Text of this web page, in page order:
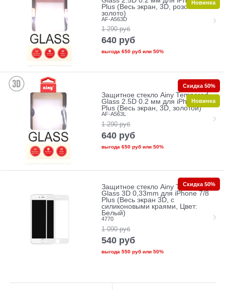
Plus (Весь экран, 3D, розовое
золото)
AF-A563D
1 290 руб
640 руб
выгода 650 рубили 50%
Новинка
Защитное стекло Ainy Tempered
Glass 2.5D 0.2 мм для iPhone 7
Plus (Весь экран, 3D, золотой)
AF-A563L
1 290 руб
640 руб
выгода 650 рубили 50%
Скидка 50%
Новинка
Защитное стекло Ainy Tempered
Glass 3D 0,33mm для iPhone 7/8
Plus (Весь экран 3D, с
силиконовыми краями, Цвет:
Белый)
4770
1 090 руб
540 руб
выгода 550 рубили 50%
Скидка 50%